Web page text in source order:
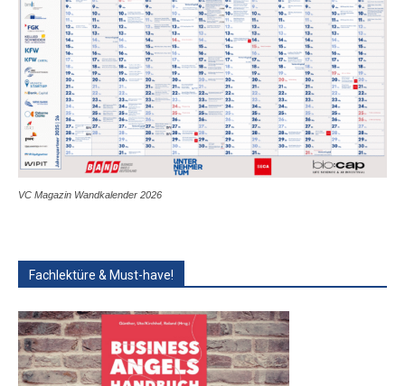
VC Magazin Wandkalender 2026
Fachlektüre & Must-have!